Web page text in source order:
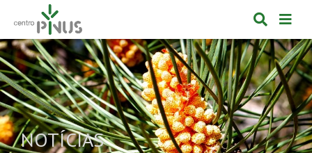
Alternar
de
de
NOTÍCIAS